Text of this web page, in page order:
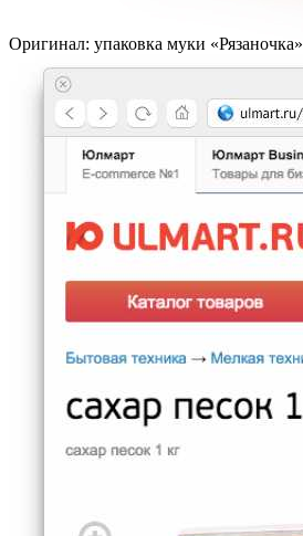
Оригинал: упаковка муки «Рязаночка»